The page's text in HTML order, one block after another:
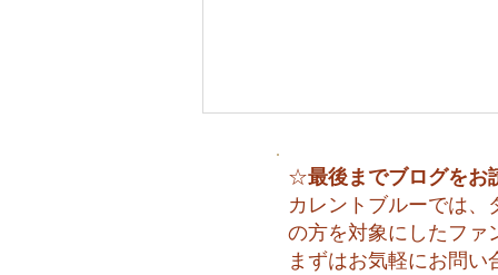
☆最後までブログを
カレントブルーでは
の方を対象にしたファ
まずはお気軽にお問い